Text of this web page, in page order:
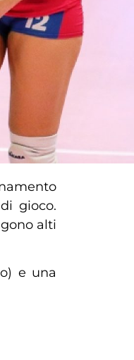
gioco.
alti
e una